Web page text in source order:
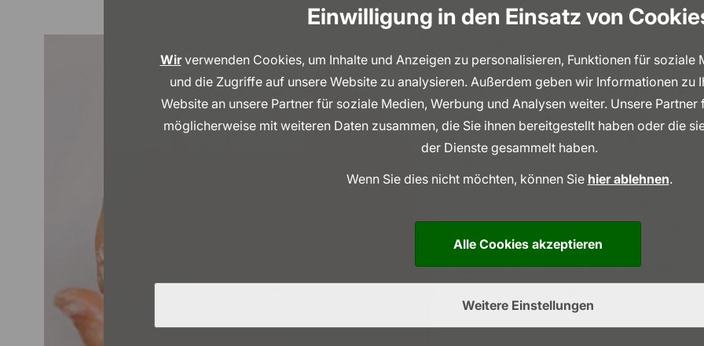
Einwilligung in den Einsatz von
Wirverwenden Cookies, um Inhalte und Anzeigen zu personalisieren, Funktionen für soziale
und die Zugriffe auf unsere Website zu analysieren. Außerdem geben wir Informationen zu
Website an unsere Partner für soziale Medien, Werbung und Analysen weiter. Unsere
möglicherweise mit weiteren Daten zusammen, die Sie ihnen bereitgestellt haben oder die
der Dienste gesammelt haben.
Wenn Sie dies nicht möchten, können Sie hier ablehnen.
Alle Cookies akzeptieren
Weitere Einstellungen
Hygienisches Händewaschen
Die allerhöchste Stufe der Sauberkeit
erst berühren müssen. Zum Beispiel
können, müssen Sie bei
betätigen – und übertragen so
Infrarotsensor nimmt die Annäherung
sorgt die Armatur für Sauberkeit, ohne
gilt übrigens für unsere beschichteten